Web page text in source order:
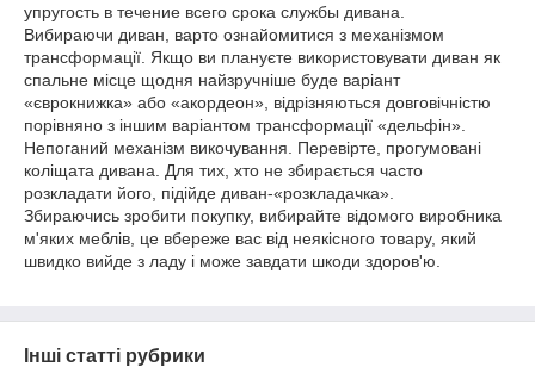
упругость в течение всего срока службы дивана.
Вибираючи диван, варто ознайомитися з механізмом
трансформації. Якщо ви плануєте використовувати диван як
спальне місце щодня найзручніше буде варіант
«єврокнижка» або «акордеон», відрізняються довговічністю
порівняно з іншим варіантом трансформації «дельфін».
Непоганий механізм викочування. Перевірте, прогумовані
коліщата дивана. Для тих, хто не збирається часто
розкладати його, підійде диван-«розкладачка».
Збираючись зробити покупку, вибирайте відомого виробника
м'яких меблів, це вбереже вас від неякісного товару, який
швидко вийде з ладу і може завдати шкоди здоров'ю.
Інші статті рубрики